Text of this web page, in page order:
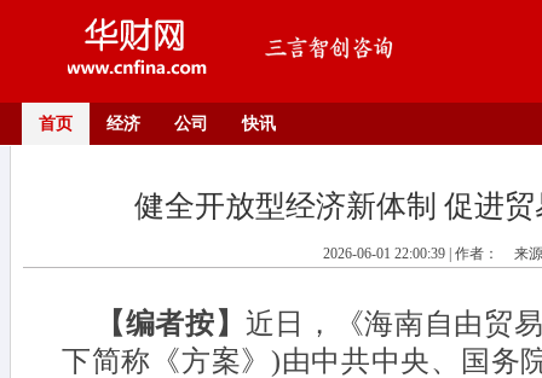
首页 经济 公司 快讯
健全开放型经济新体制 促进
2026-06-01 22:00:39 | 作者： 来
【编者按】 近日，《海南自由贸
下简称《方案》)由中共中央、国务